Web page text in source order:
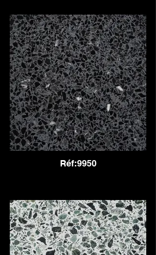
Réf:9950